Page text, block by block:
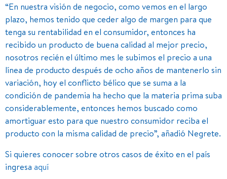
“En nuestra visión de negocio, como vemos en el largo
plazo, hemos tenido que ceder algo de margen para que
tenga su rentabilidad en el consumidor, entonces ha
recibido un producto de buena calidad al mejor precio,
nosotros recién el último mes le subimos el precio a una
línea de producto después de ocho años de mantenerlo sin
variación, hoy el conflicto bélico que se suma a la
condición de pandemia ha hecho que la materia prima suba
considerablemente, entonces hemos buscado como
amortiguar esto para que nuestro consumidor reciba el
producto con la misma calidad de precio”, añadió Negrete.
Si quieres conocer sobre otros casos de éxito en el país
ingresa aquí